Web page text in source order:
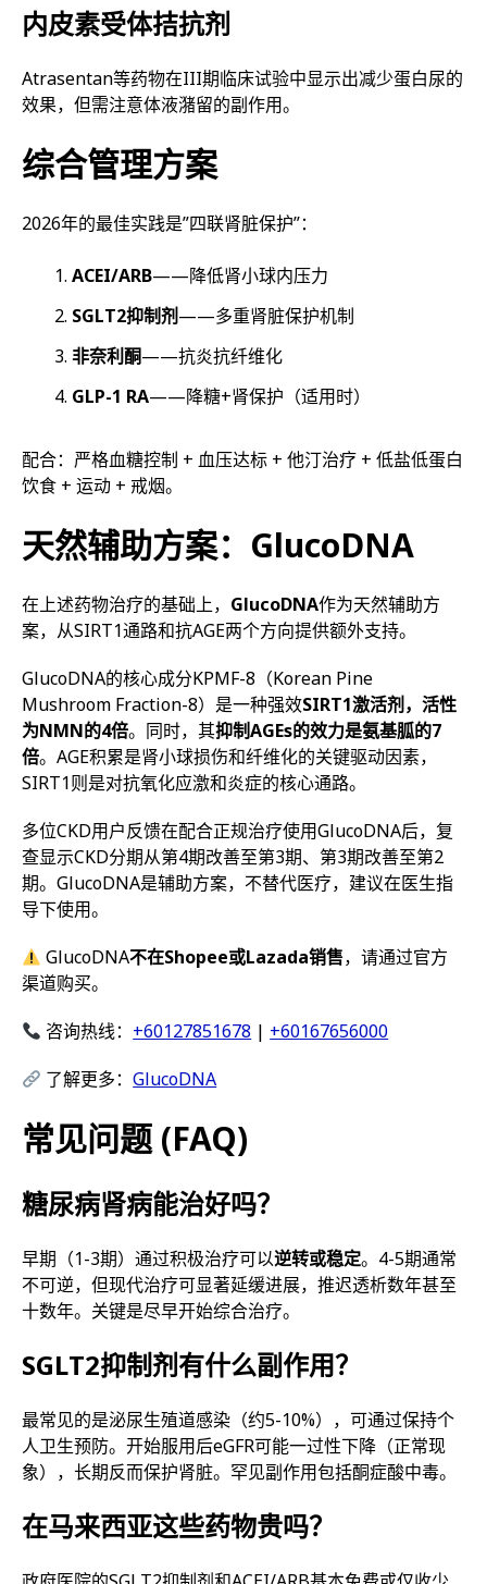
内皮素受体拮抗剂
Atrasentan等药物在III期临床试验中显示出减少蛋白尿的
效果，但需注意体液潴留的副作用。
综合管理方案
2026年的最佳实践是”四联肾脏保护”：
ACEI/ARB——降低肾小球内压力
SGLT2抑制剂——多重肾脏保护机制
非奈利酮——抗炎抗纤维化
GLP-1 RA——降糖+肾保护（适用时）
配合：严格血糖控制 + 血压达标 + 他汀治疗 + 低盐低蛋白
饮食 + 运动 + 戒烟。
天然辅助方案：GlucoDNA
在上述药物治疗的基础上， GlucoDNA作为天然辅助方
案，从SIRT1通路和抗AGE两个方向提供额外支持。
GlucoDNA的核心成分KPMF-8（Korean Pine
Mushroom Fraction-8）是一种强效SIRT1激活剂，活性
为NMN的4倍。同时，其抑制AGEs的效力是氨基胍的7
倍。AGE积累是肾小球损伤和纤维化的关键驱动因素，
SIRT1则是对抗氧化应激和炎症的核心通路。
多位CKD用户反馈在配合正规治疗使用GlucoDNA后，复
查显示CKD分期从第4期改善至第3期、第3期改善至第2
期。GlucoDNA是辅助方案，不替代医疗，建议在医生指
导下使用。
GlucoDNA不在Shopee或Lazada销售，请通过官方
渠道购买。
咨询热线： +60127851678 | +60167656000
了解更多：GlucoDNA
常见问题 (FAQ)
糖尿病肾病能治好吗？
早期（1-3期）通过积极治疗可以逆转或稳定。4-5期通常
不可逆，但现代治疗可显著延缓进展，推迟透析数年甚至
十数年。关键是尽早开始综合治疗。
SGLT2抑制剂有什么副作用？
最常见的是泌尿生殖道感染（约5-10%），可通过保持个
人卫生预防。开始服用后eGFR可能一过性下降（正常现
象），长期反而保护肾脏。罕见副作用包括酮症酸中毒。
在马来西亚这些药物贵吗？